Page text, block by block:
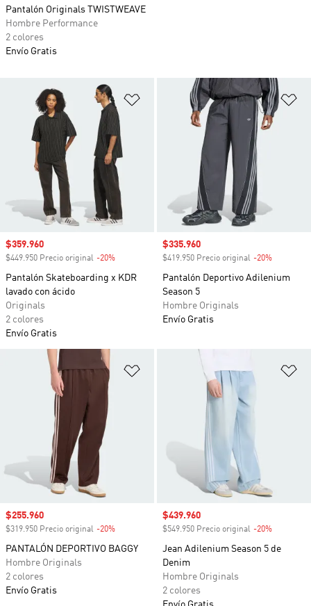
Añadir a la lista de deseos
Precio de venta
$359.960
$449.950 Precio original -20%
Pantalón Skateboarding x KDR
lavado con ácido
Originals
2 colores
Envío Gratis
Precio de venta
$335.960
$419.950 Precio original -20%
Pantalón Deportivo Adilenium
Season 5
Hombre Originals
Envío Gratis
Añadir a la lista de deseos
Precio de venta
$255.960
$319.950 Precio original -20%
PANTALÓN DEPORTIVO BAGGY
Hombre Originals
2 colores
Envío Gratis
Precio de venta
$439.960
$549.950 Precio original -20%
Jean Adilenium Season 5 de
Denim
Hombre Originals
2 colores
Pantalón Originals TWISTWEAVE
Hombre Performance
2 colores
Envío Gratis